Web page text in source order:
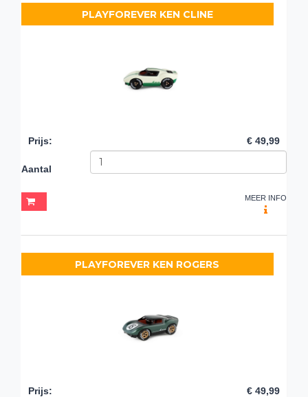
PLAYFOREVER KEN CLINE
Prijs: € 49,99
Aantal
MEER INFO
PLAYFOREVER KEN ROGERS
Prijs: € 49,99